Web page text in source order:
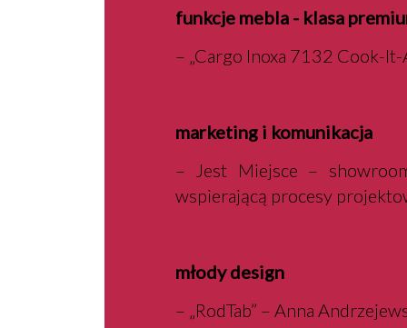
funkcje mebla - klasa
– „Cargo Inoxa 7132 Cook-
marketing i komunikacja
– Jest Miejsce –
wspierającą procesy
młody design
– „RodTab” – Anna